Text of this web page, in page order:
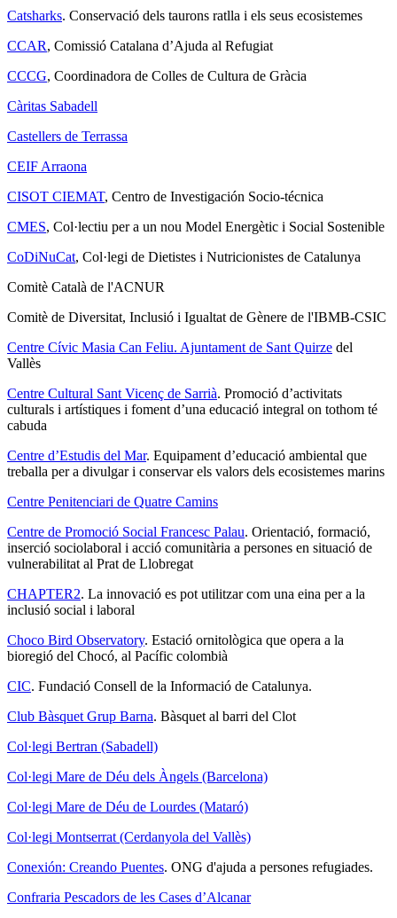
Catsharks. Conservació dels taurons ratlla i els seus ecosistemes
CCAR, Comissió Catalana d’Ajuda al Refugiat
CCCG, Coordinadora de Colles de Cultura de Gràcia
Càritas Sabadell
Castellers de Terrassa
CEIF Arraona
CISOT CIEMAT, Centro de Investigación Socio-técnica
CMES, Col·lectiu per a un nou Model Energètic i Social Sostenible
CoDiNuCat, Col·legi de Dietistes i Nutricionistes de Catalunya
Comitè Català de l'ACNUR
Comitè de Diversitat, Inclusió i Igualtat de Gènere de l'IBMB-CSIC
Centre Cívic Masia Can Feliu. Ajuntament de Sant Quirze del
Vallès
Centre Cultural Sant Vicenç de Sarrià. Promoció d’activitats
culturals i artístiques i foment d’una educació integral on tothom té
cabuda
Centre d’Estudis del Mar. Equipament d’educació ambiental que
treballa per a divulgar i conservar els valors dels ecosistemes marins
Centre Penitenciari de Quatre Camins
Centre de Promoció Social Francesc Palau. Orientació, formació,
inserció sociolaboral i acció comunitària a persones en situació de
vulnerabilitat al Prat de Llobregat
CHAPTER2. La innovació es pot utilitzar com una eina per a la
inclusió social i laboral
Choco Bird Observatory. Estació ornitològica que opera a la
bioregió del Chocó, al Pacífic colombià
CIC. Fundació Consell de la Informació de Catalunya.
Club Bàsquet Grup Barna. Bàsquet al barri del Clot
Col·legi Bertran (Sabadell)
Col·legi Mare de Déu dels Àngels (Barcelona)
Col·legi Mare de Déu de Lourdes (Mataró)
Col·legi Montserrat (Cerdanyola del Vallès)
Conexión: Creando Puentes. ONG d'ajuda a persones refugiades.
Confraria Pescadors de les Cases d’Alcanar